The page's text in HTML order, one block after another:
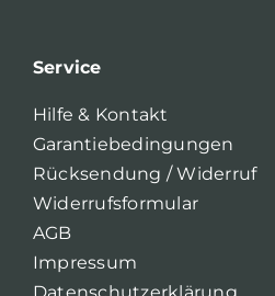
Service
Hilfe & Kontakt
Garantiebedingungen
Rücksendung / Widerruf
Widerrufsformular
AGB
Impressum
Datenschutzerklärung